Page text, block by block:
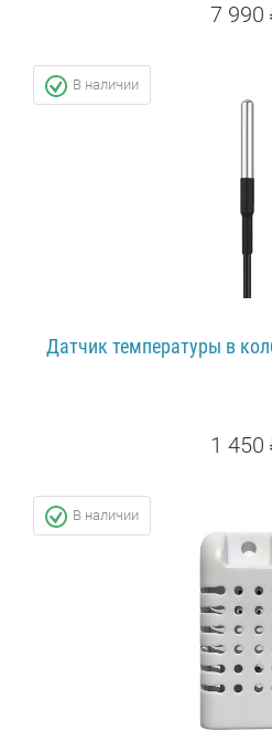
7 990
В наличии
Датчик температуры в
1 450
В наличии